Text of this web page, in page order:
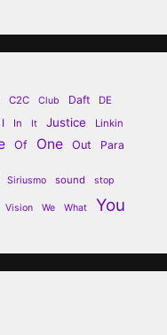
C2C Club Daft
DE
I In It Justice Linkin
Of One Out Para
Siriusmo sound stop
Vision We What You